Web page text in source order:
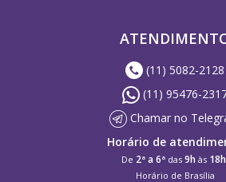
(11) 5082-2128
(11) 95476-
Chamar no
Horário de
De 2ª a 6ª das 9h às 18h
Horário de Brasília